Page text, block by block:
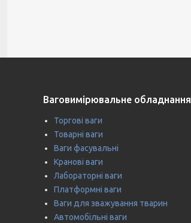
Ваговимірювальне обладнання
Торгові ваги
Товарні ваги
Ваги фасувальні
Кранові ваги
Лабораторні ваги
Платформні ваги
Ваги для зважування тварин
Автомобільні ваги